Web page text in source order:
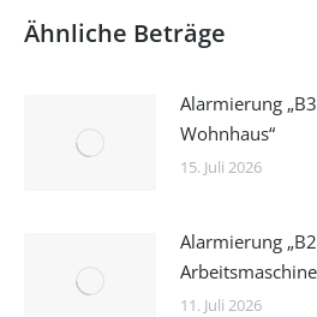
Ähnliche Beträge
Alarmierung
Wohnhaus“
15. Juli 2026
Alarmierung
11. Juli 2026